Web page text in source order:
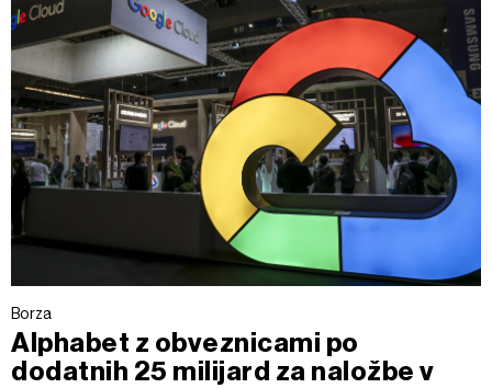
Borza
Alphabet z obveznicami po
dodatnih 25 milijard za naložbe v